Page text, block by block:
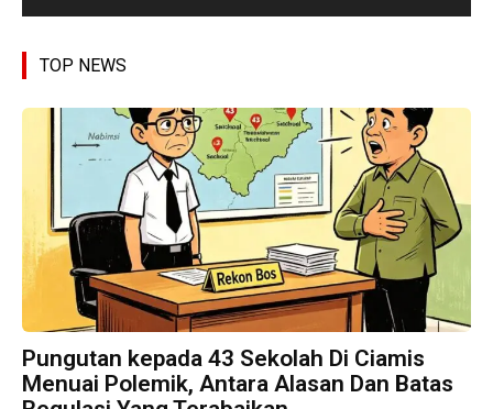
TOP NEWS
Pungutan kepada 43 Sekolah Di Ciamis
Menuai Polemik, Antara Alasan Dan Batas